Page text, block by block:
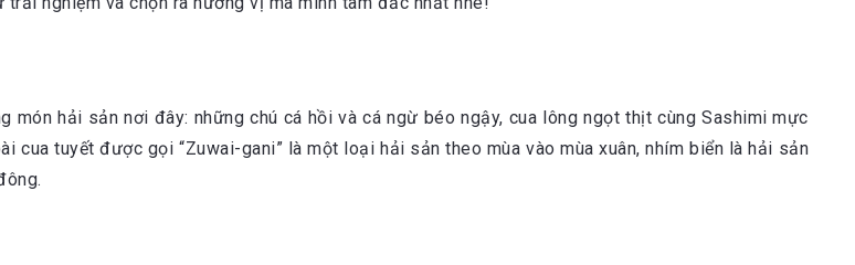
hải sản nơi đây: những chú cá hồi và cá ngừ béo ngậy, cua lông ngọt thịt cùng Sashimi mực
tuyết được gọi “Zuwai-gani” là một loại hải sản theo mùa vào mùa xuân, nhím biển là hải sản